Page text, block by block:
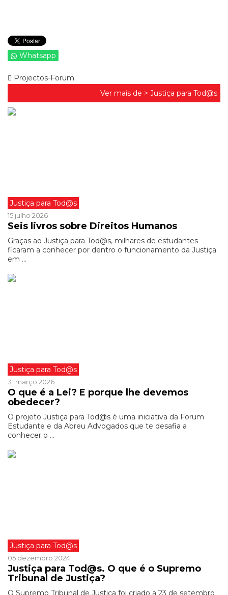
Whatsapp
Projectos-Forum
Ver mais de > Justiça para Tod@s
Justiça para Tod@s
15 julho 2026
Seis livros sobre Direitos Humanos
Graças ao Justiça para Tod@s, milhares de estudantes
ficaram a conhecer por dentro o funcionamento da Justiça
em ...
Justiça para Tod@s
31 março 2026
O que é a Lei? E porque lhe devemos
obedecer?
O projeto Justiça para Tod@s é uma iniciativa da Forum
Estudante e da Abreu Advogados que te desafia a
conhecer o ...
Justiça para Tod@s
05 dezembro 2024
Justiça para Tod@s. O que é o Supremo
Tribunal de Justiça?
O Supremo Tribunal de Justiça foi criado a 23 de setembro